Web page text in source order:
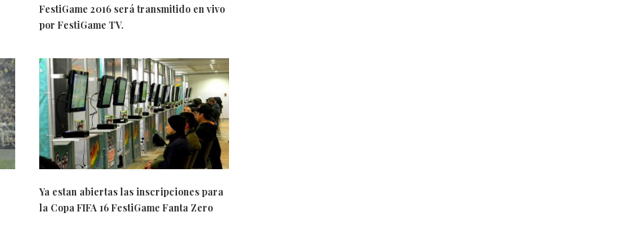
FestiGame 2016 será transmitido en vivo
por FestiGame TV.
Ya estan abiertas las inscripciones para
la Copa FIFA 16 FestiGame Fanta Zero